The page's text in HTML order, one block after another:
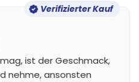
Verifizierter Kauf
ist der Geschmack,
nehme, ansonsten